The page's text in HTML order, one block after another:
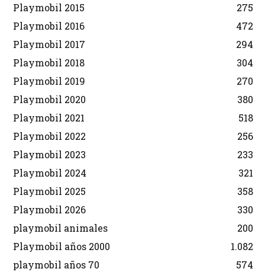
Playmobil 2015
275
Playmobil 2016
472
Playmobil 2017
294
Playmobil 2018
304
Playmobil 2019
270
Playmobil 2020
380
Playmobil 2021
518
Playmobil 2022
256
Playmobil 2023
233
Playmobil 2024
321
Playmobil 2025
358
Playmobil 2026
330
playmobil animales
200
Playmobil años 2000
1.082
playmobil años 70
574